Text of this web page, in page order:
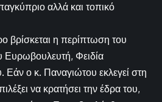
αλλά και τοπικό
βρίσκεται η περίπτωση του
Ευρωβουλευτή, Φειδία
Εάν ο κ. Παναγιώτου εκλεγεί στη
να κρατήσει την έδρα του,